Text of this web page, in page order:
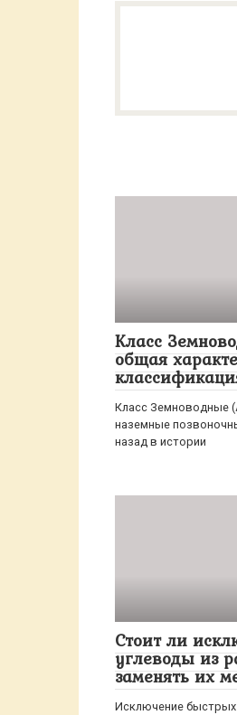
Класс
общая
Класс Земноводные
наземные
назад в истории
Стоит ли
углеводы из
заменять их
Исключение быстрых